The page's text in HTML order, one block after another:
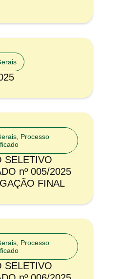
Processo
SELETIVO
nº 005/2025
FINAL
Processo
SELETIVO